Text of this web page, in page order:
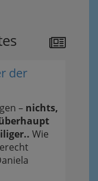
der
– nichts,
Wie